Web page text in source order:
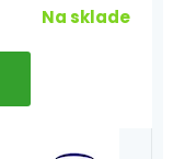
Na sklade